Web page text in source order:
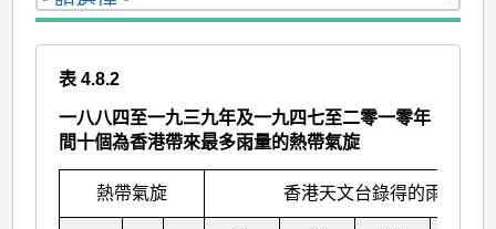
表 4.8.2
一八八四至一九三九年及一九四七至二零一零年
間十個為香港帶來最多雨量的熱帶氣旋
熱帶氣旋 香港天文台錄得的雨量(毫